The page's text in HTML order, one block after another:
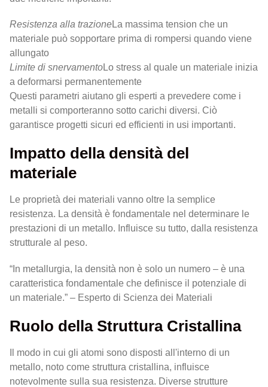
Resistenza alla trazioneLa massima tension che un
materiale può sopportare prima di rompersi quando viene
allungato
Limite di snervamentoLo stress al quale un materiale inizia
a deformarsi permanentemente
Questi parametri aiutano gli esperti a prevedere come i
metalli si comporteranno sotto carichi diversi. Ciò
garantisce progetti sicuri ed efficienti in usi importanti.
Impatto della densità del
materiale
Le proprietà dei materiali vanno oltre la semplice
resistenza. La densità è fondamentale nel determinare le
prestazioni di un metallo. Influisce su tutto, dalla resistenza
strutturale al peso.
“In metallurgia, la densità non è solo un numero – è una
caratteristica fondamentale che definisce il potenziale di
un materiale.” – Esperto di Scienza dei Materiali
Ruolo della Struttura Cristallina
Il modo in cui gli atomi sono disposti all'interno di un
metallo, noto come struttura cristallina, influisce
notevolmente sulla sua resistenza. Diverse strutture